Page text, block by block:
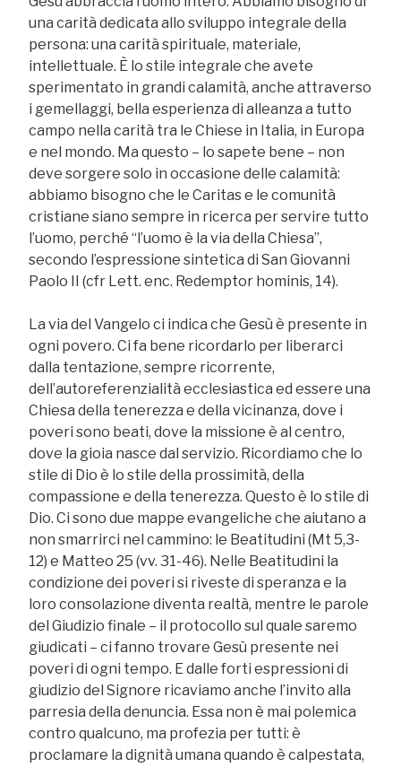
una carità dedicata allo sviluppo integrale della
persona: una carità spirituale, materiale,
intellettuale. È lo stile integrale che avete
sperimentato in grandi calamità, anche attraverso
i gemellaggi, bella esperienza di alleanza a tutto
campo nella carità tra le Chiese in Italia, in Europa
e nel mondo. Ma questo – lo sapete bene – non
deve sorgere solo in occasione delle calamità:
abbiamo bisogno che le Caritas e le comunità
cristiane siano sempre in ricerca per servire tutto
l’uomo, perché “l’uomo è la via della Chiesa”,
secondo l’espressione sintetica di San Giovanni
Paolo II (cfr Lett. enc. Redemptor hominis, 14).
La via del Vangelo ci indica che Gesù è presente in
ogni povero. Ci fa bene ricordarlo per liberarci
dalla tentazione, sempre ricorrente,
dell’autoreferenzialità ecclesiastica ed essere una
Chiesa della tenerezza e della vicinanza, dove i
poveri sono beati, dove la missione è al centro,
dove la gioia nasce dal servizio. Ricordiamo che lo
stile di Dio è lo stile della prossimità, della
compassione e della tenerezza. Questo è lo stile di
Dio. Ci sono due mappe evangeliche che aiutano a
non smarrirci nel cammino: le Beatitudini (Mt 5,3-
12) e Matteo 25 (vv. 31-46). Nelle Beatitudini la
condizione dei poveri si riveste di speranza e la
loro consolazione diventa realtà, mentre le parole
del Giudizio finale – il protocollo sul quale saremo
giudicati – ci fanno trovare Gesù presente nei
poveri di ogni tempo. E dalle forti espressioni di
giudizio del Signore ricaviamo anche l’invito alla
parresia della denuncia. Essa non è mai polemica
contro qualcuno, ma profezia per tutti: è
proclamare la dignità umana quando è calpestata,